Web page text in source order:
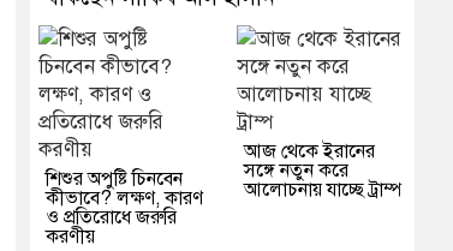
শিশুর অপুষ্টি চিনবেন
কীভাবে? লক্ষণ, কারণ
ও প্রতিরোধে জরুরি
করণীয়
আজ থেকে ইরানের
সঙ্গে নতুন করে
আলোচনায় যাচ্ছে ট্রাম্প